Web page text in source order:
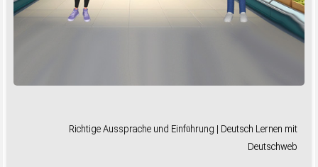
Richtige Aussprache und Einführung | Deutsch Lernen mit
Deutschweb